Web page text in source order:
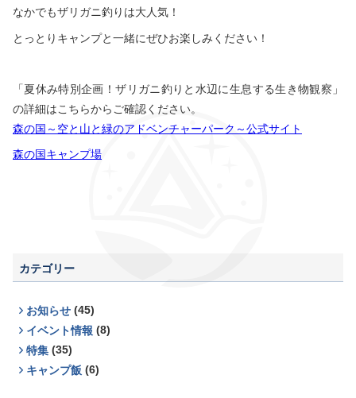
なかでもザリガニ釣りは大人気！
とっとりキャンプと一緒にぜひお楽しみください！
「夏休み特別企画！ザリガニ釣りと水辺に生息する生き物観察」
の詳細はこちらからご確認ください。
森の国～空と山と緑のアドベンチャーパーク～公式サイト
森の国キャンプ場
カテゴリー
お知らせ (45)
イベント情報 (8)
特集 (35)
キャンプ飯 (6)